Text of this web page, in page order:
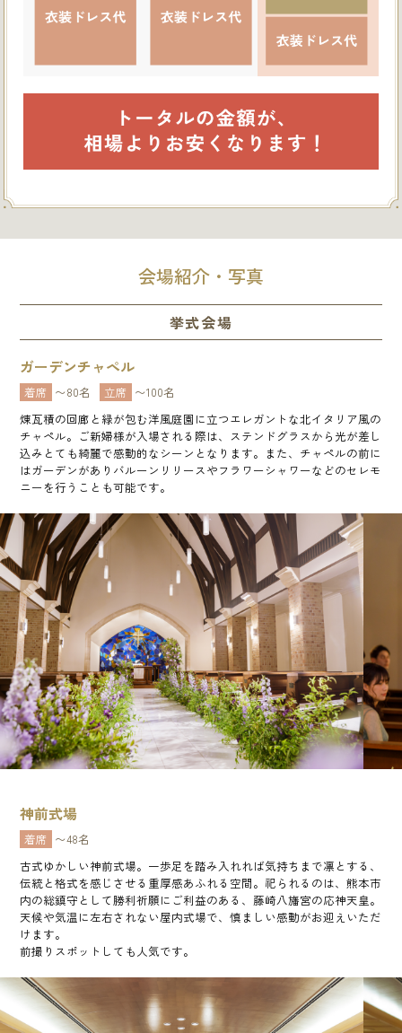
会場紹介・写真
挙式会場
ガーデンチャペル
着席 〜80名 立席 〜100名
煉瓦積の回廊と緑が包む洋風庭園に立つエレガントな北イタリア風の
チャペル。ご新婦様が入場される際は、ステンドグラスから光が差し
込みとても綺麗で感動的なシーンとなります。また、チャペルの前に
はガーデンがありバルーンリリースやフラワーシャワーなどのセレモ
ニーを行うことも可能です。
神前式場
着席 〜48名
古式ゆかしい神前式場。一歩足を踏み入れれば気持ちまで凛とする、
伝統と格式を感じさせる重厚感あふれる空間。祀られるのは、熊本市
内の総鎮守として勝利祈願にご利益のある、藤崎八旛宮の応神天皇。
天候や気温に左右されない屋内式場で、慎ましい感動がお迎えいただ
けます。
前撮りスポットしても人気です。